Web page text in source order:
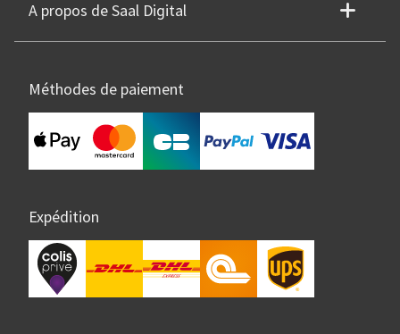
A propos de Saal Digital
Méthodes de paiement
Expédition